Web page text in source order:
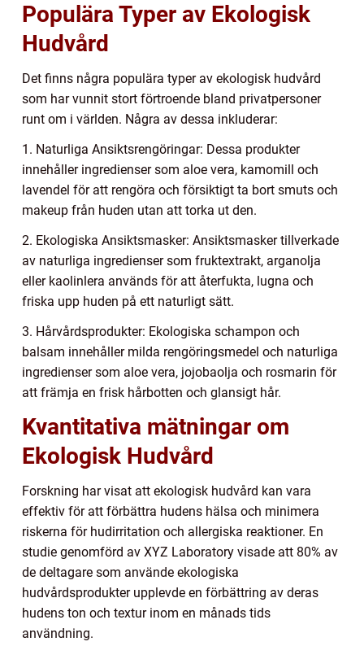
Populära Typer av Ekologisk
Hudvård
Det finns några populära typer av ekologisk hudvård
som har vunnit stort förtroende bland privatpersoner
runt om i världen. Några av dessa inkluderar:
1. Naturliga Ansiktsrengöringar: Dessa produkter
innehåller ingredienser som aloe vera, kamomill och
lavendel för att rengöra och försiktigt ta bort smuts och
makeup från huden utan att torka ut den.
2. Ekologiska Ansiktsmasker: Ansiktsmasker tillverkade
av naturliga ingredienser som fruktextrakt, arganolja
eller kaolinlera används för att återfukta, lugna och
friska upp huden på ett naturligt sätt.
3. Hårvårdsprodukter: Ekologiska schampon och
balsam innehåller milda rengöringsmedel och naturliga
ingredienser som aloe vera, jojobaolja och rosmarin för
att främja en frisk hårbotten och glansigt hår.
Kvantitativa mätningar om
Ekologisk Hudvård
Forskning har visat att ekologisk hudvård kan vara
effektiv för att förbättra hudens hälsa och minimera
riskerna för hudirritation och allergiska reaktioner. En
studie genomförd av XYZ Laboratory visade att 80% av
de deltagare som använde ekologiska
hudvårdsprodukter upplevde en förbättring av deras
hudens ton och textur inom en månads tids
användning.